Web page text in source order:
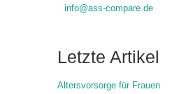
info@ass-compare.de
Letzte Artikel
Altersvorsorge für Frauen